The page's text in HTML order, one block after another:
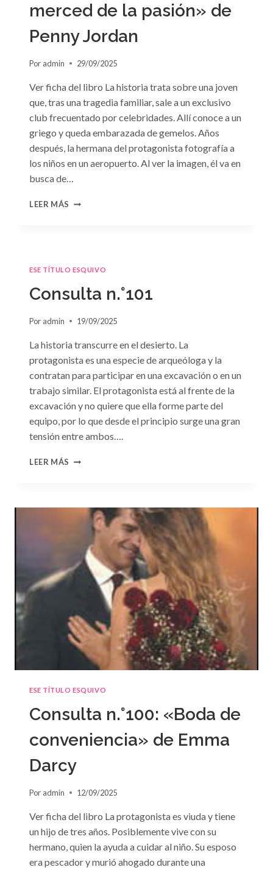
merced de la pasión» de
Penny Jordan
Por admin 29/09/2025
Ver ficha del libro La historia trata sobre una joven
que, tras una tragedia familiar, sale a un exclusivo
club frecuentado por celebridades. Allí conoce a un
griego y queda embarazada de gemelos. Años
después, la hermana del protagonista fotografía a
los niños en un aeropuerto. Al ver la imagen, él va en
busca de…
LEER MÁS CONSULTA
LA
PASIÓN»
DE
JORDAN
ESE TÍTULO ESQUIVO
Consulta n.°101
Por admin 19/09/2025
La historia transcurre en el desierto. La
protagonista es una especie de arqueóloga y la
contratan para participar en una excavación o en un
trabajo similar. El protagonista está al frente de la
excavación y no quiere que ella forme parte del
equipo, por lo que desde el principio surge una gran
tensión entre ambos….
LEER MÁS CONSULTA
ESE TÍTULO ESQUIVO
Consulta n.°100: «Boda de
conveniencia» de Emma
Darcy
Por admin 12/09/2025
Ver ficha del libro La protagonista es viuda y tiene
un hijo de tres años. Posiblemente vive con su
hermano, quien la ayuda a cuidar al niño. Su esposo
era pescador y murió ahogado durante una